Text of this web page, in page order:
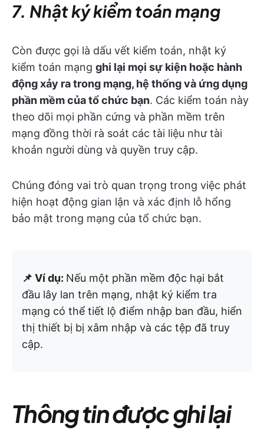
7. Nhật ký kiểm toán mạng
Còn được gọi là dấu vết kiểm toán, nhật ký
kiểm toán mạng ghi lại mọi sự kiện hoặc hành
động xảy ra trong mạng, hệ thống và ứng dụng
phần mềm của tổ chức bạn. Các kiểm toán này
theo dõi mọi phần cứng và phần mềm trên
mạng đồng thời rà soát các tài liệu như tài
khoản người dùng và quyền truy cập.
Chúng đóng vai trò quan trọng trong việc phát
hiện hoạt động gian lận và xác định lỗ hổng
bảo mật trong mạng của tổ chức bạn.
📌 Ví dụ: Nếu một phần mềm độc hại bắt
đầu lây lan trên mạng, nhật ký kiểm tra
mạng có thể tiết lộ điểm nhập ban đầu, hiển
thị thiết bị bị xâm nhập và các tệp đã truy
cập.
Thông tin được ghi lại